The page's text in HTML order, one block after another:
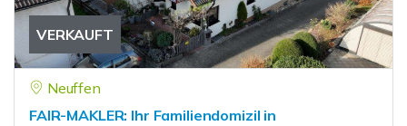
VERKAUFT
Neuffen
FAIR-MAKLER: Ihr Familiendomizil in